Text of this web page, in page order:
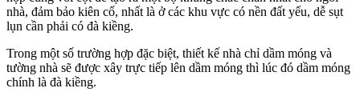
nhà, đảm bảo kiên cố, nhất là ở các khu vực có nền đất yếu, dễ sụt
lụn cần phải có đà kiềng.
Trong một số trường hợp đặc biệt, thiết kế nhà chỉ dầm móng và
tường nhà sẽ được xây trực tiếp lên dầm móng thì lúc đó dầm móng
chính là đà kiềng.